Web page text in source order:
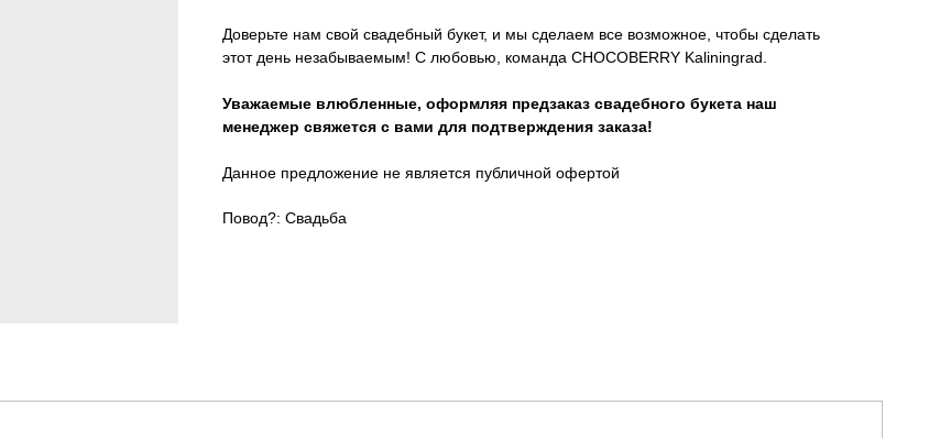
Доверьте нам свой свадебный букет, и мы сделаем все возможное, чтобы сделать
этот день незабываемым! С любовью, команда CHOCOBERRY Kaliningrad.
Уважаемые влюбленные, оформляя предзаказ свадебного букета наш
менеджер свяжется с вами для подтверждения заказа!
Данное предложение не является публичной офертой
Повод?: Свадьба